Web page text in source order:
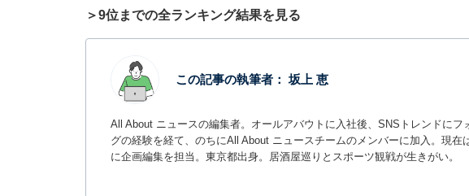
＞9位までの全ランキング結果を見る
この記事の執筆者： 坂上 恵
All About ニュースの編集者。オールアバウトに入社後、SNSトレンドに
グの経験を経て、のちにAll About ニュースチームのメンバーに加入。現
に企画編集を担当。東京都出身。居酒屋巡りとスポーツ観戦が生きがい。